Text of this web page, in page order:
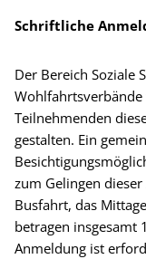
Schriftliche
Der Bereich Soziale
Teilnehmenden
gestalten. Ein
zum Gelingen
Busfahrt, das
betragen insgesamt
Anmeldung ist